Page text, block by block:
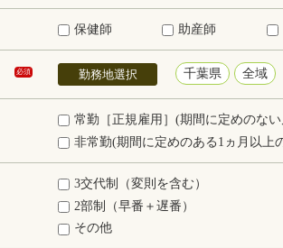
保健師 助産師
必須 勤務地選択 千葉県 全域
常勤［正規雇用］(期間に定めのな
非常勤(期間に定めのある1ヵ月以上
3交代制（変則を含む）
2部制（早番＋遅番）
その他